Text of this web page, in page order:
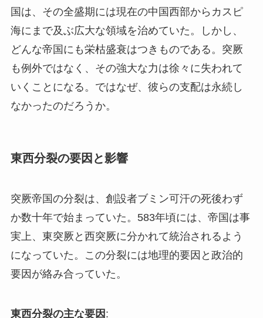
国は、その全盛期には現在の中国西部からカスピ
海にまで及ぶ広大な領域を治めていた。しかし、
どんな帝国にも栄枯盛衰はつきものである。突厥
も例外ではなく、その強大な力は徐々に失われて
いくことになる。ではなぜ、彼らの支配は永続し
なかったのだろうか。
東西分裂の要因と影響
突厥帝国の分裂は、創設者ブミン可汗の死後わず
か数十年で始まっていた。583年頃には、帝国は事
実上、東突厥と西突厥に分かれて統治されるよう
になっていた。この分裂には地理的要因と政治的
要因が絡み合っていた。
東西分裂の主な要因 :